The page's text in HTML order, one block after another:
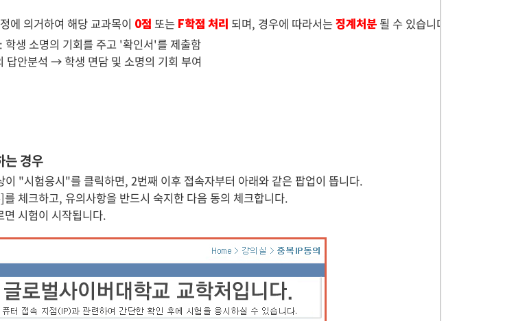
에 의거하여 해당 교과목이 0점 또는 F학점 처리 되며, 경우에 따라서는징계처분 될 수 있습니다.
학생 소명의 기회를 주고 '확인서'를 제출함
안분석 → 학생 면담 및 소명의 기회 부여
는 경우
이 "시험응시"를 클릭하면, 2번째 이후 접속자부터 아래와 같은 팝업이 뜹니다.
체크하고, 유의사항을 반드시 숙지한 다음 동의 체크합니다.
시험이 시작됩니다.